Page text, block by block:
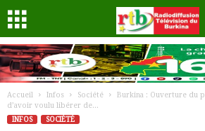
Accueil Infos Société
Burkina : Ouverture du
d’avoir voulu libérer de...
INFOS
SOCIÉTÉ